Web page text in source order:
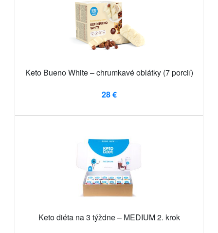
Keto Bueno White – chrumkavé oblátky (7 porcií)
28 €
Keto diéta na 3 týždne – MEDIUM 2. krok